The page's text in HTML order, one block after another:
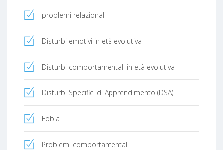
problemi relazionali
Disturbi emotivi in età evolutiva
Disturbi comportamentali in età evolutiva
Disturbi Specifici di Apprendimento (DSA)
Fobia
Problemi comportamentali